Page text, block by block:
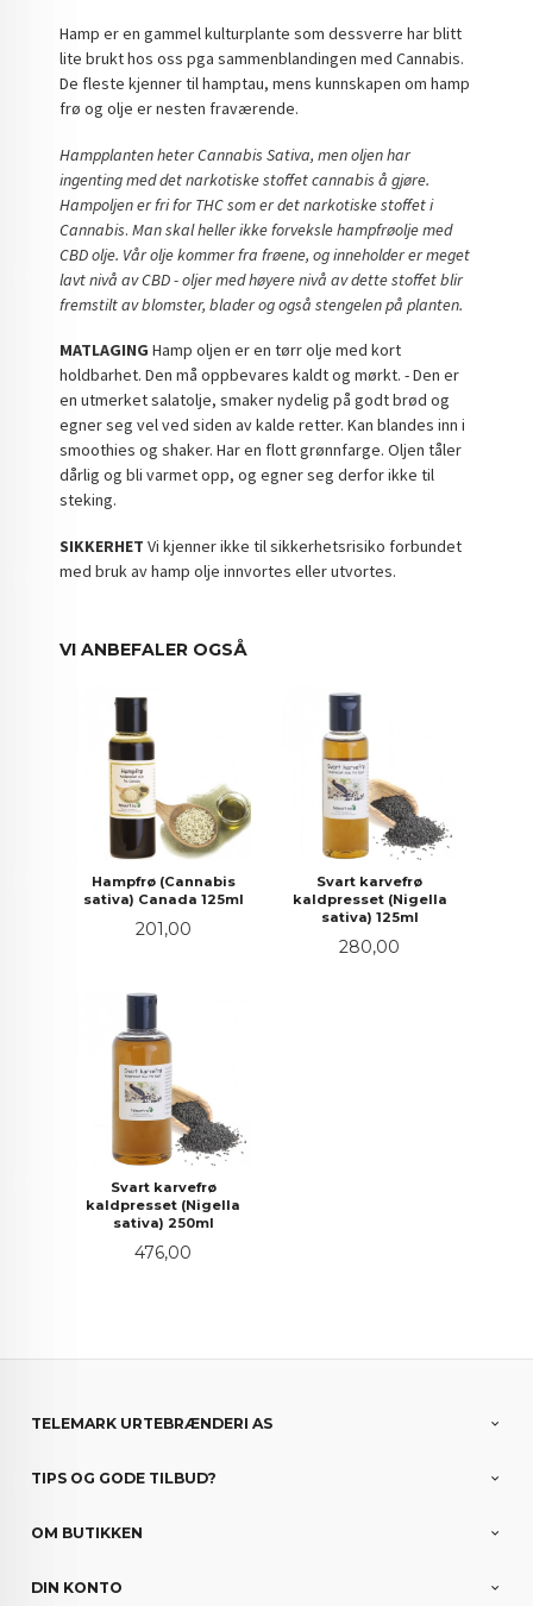
Hamp er en gammel kulturplante som dessverre har blitt
lite brukt hos oss pga sammenblandingen med Cannabis.
De fleste kjenner til hamptau, mens kunnskapen om hamp
frø og olje er nesten fraværende.
Hampplanten heter Cannabis Sativa, men oljen har
ingenting med det narkotiske stoffet cannabis å gjøre.
Hampoljen er fri for THC som er det narkotiske stoffet i
Cannabis.Man skal heller ikke forveksle hampfrøolje med
CBD olje. Vår olje kommer fra frøene, og inneholder er meget
lavt nivå av CBD - oljer med høyere nivå av dette stoffet blir
fremstilt av blomster, blader og også stengelen på planten.
MATLAGING Hamp oljen er en tørr olje med kort
holdbarhet. Den må oppbevares kaldt og mørkt. - Den er
en utmerket salatolje, smaker nydelig på godt brød og
egner seg vel ved siden av kalde retter. Kan blandes inn i
smoothies og shaker. Har en flott grønnfarge. Oljen tåler
dårlig og bli varmet opp, og egner seg derfor ikke til
steking.
SIKKERHETVi kjenner ikke til sikkerhetsrisiko forbundet
med bruk av hamp olje innvortes eller utvortes.
VI ANBEFALER OGSÅ
Hampfrø (Cannabis
sativa) Canada 125ml
Pris
201,00
Svart karvefrø
kaldpresset (Nigella
sativa) 125ml
Pris
280,00
Svart karvefrø
kaldpresset (Nigella
sativa) 250ml
Pris
476,00
TELEMARK URTEBRÆNDERI AS
TIPS OG GODE TILBUD?
OM BUTIKKEN
DIN KONTO